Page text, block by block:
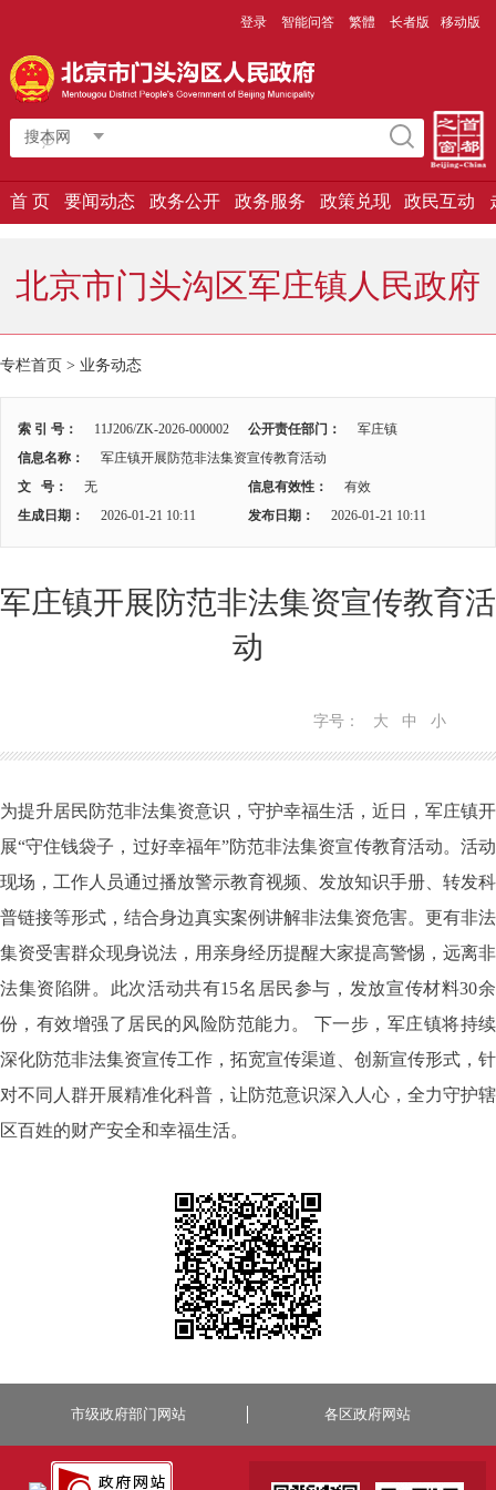
登录 智能问答 繁體 长者版 移动版
搜本网
首 页 要闻动态 政务公开 政务服务 政策兑现 政民互动
北京市门头沟区军庄镇人民政府
专栏首页 > 业务动态
索 引 号： 11J206/ZK-2026-000002 公开责任部门：
军庄镇
信息名称：
军庄镇开展防范非法集资宣传教育活动
文 号：
无 信息有效性：
有效
生成日期：
2026-01-21 10:11 发布日期： 2026-01-21 10:11
军庄镇开展防范非法集资宣传教育活
动
字号： 大 中 小
为提升居民防范非法集资意识，守护幸福生活，近日，军庄镇开
展“守住钱袋子，过好幸福年”防范非法集资宣传教育活动。活动
现场，工作人员通过播放警示教育视频、发放知识手册、转发科
普链接等形式，结合身边真实案例讲解非法集资危害。更有非法
集资受害群众现身说法，用亲身经历提醒大家提高警惕，远离非
法集资陷阱。此次活动共有15名居民参与，发放宣传材料30余
份，有效增强了居民的风险防范能力。 下一步，军庄镇将持续
深化防范非法集资宣传工作，拓宽宣传渠道、创新宣传形式，针
对不同人群开展精准化科普，让防范意识深入人心，全力守护辖
区百姓的财产安全和幸福生活。
市级政府部门网站 各区政府网站